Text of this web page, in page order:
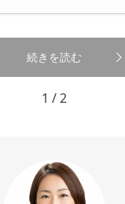
続きを読む
1 / 2